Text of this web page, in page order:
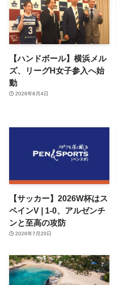
【ハンドボール】横浜メル
ズ、リーグH女子参入へ始
動
2026年8月4日
【サッカー】2026W杯はス
ペインV | 1-0、アルゼンチ
ンと至高の攻防
2026年7月20日